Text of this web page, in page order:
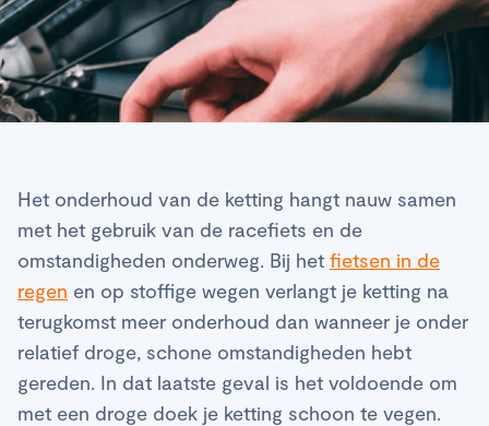
Het onderhoud van de ketting hangt nauw samen
met het gebruik van de racefiets en de
omstandigheden onderweg. Bij het fietsen in de
regen en op stoffige wegen verlangt je ketting na
terugkomst meer onderhoud dan wanneer je onder
relatief droge, schone omstandigheden hebt
gereden. In dat laatste geval is het voldoende om
met een droge doek je ketting schoon te vegen.